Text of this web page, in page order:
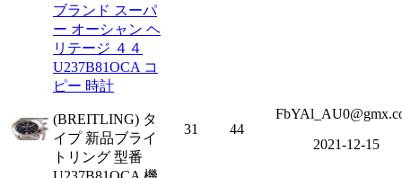
ブランド スーパ
ー オーシャン ヘ
リテージ ４４
U237B81OCA コ
ピー 時計
(BREITLING) タ
イプ 新品ブライ
トリング 型番
31 44
2021-12-15